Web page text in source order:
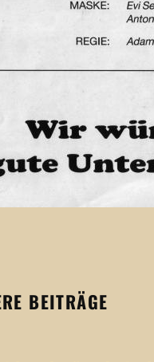
BEITRÄGE